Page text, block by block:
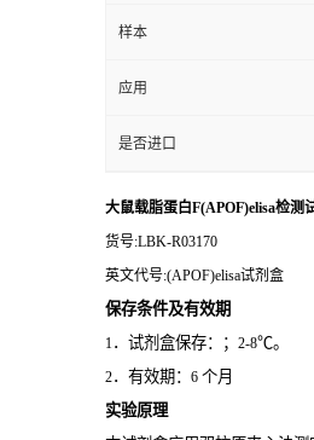
样本
应用
是否进口
大鼠载脂蛋白F(APOF)elisa检测
货号:LBK-R03170
英文代号:(APOF)elisa试剂盒
保存条件及有效期
1．试剂盒保存：； 2-8℃。
2．有效期： 6 个月
实验原理